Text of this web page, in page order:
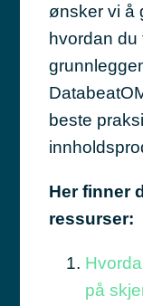
ønsker vi å
hvordan du
beste
Her finner
ressurser:
på